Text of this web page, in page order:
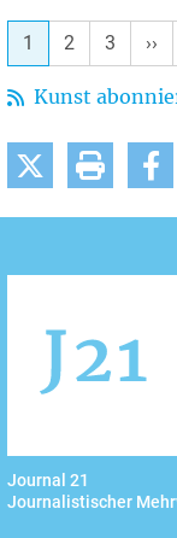
1 2 3 ››
Kunst
Journal 21
Journalistischer